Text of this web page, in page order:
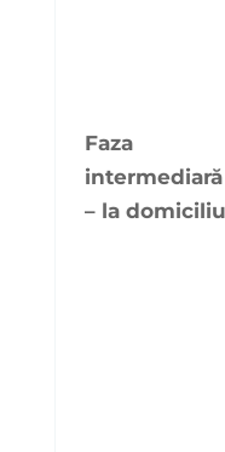
Faza
intermediară
– la domiciliu